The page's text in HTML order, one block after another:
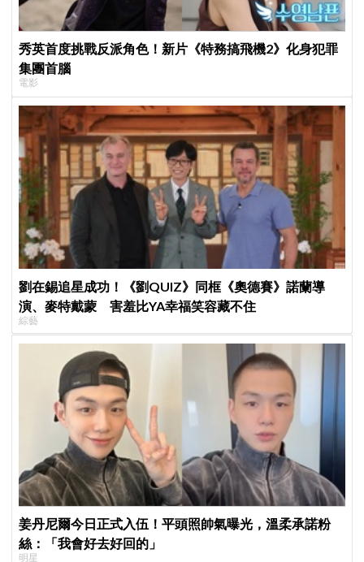
秀英首度挑戰反派角色！新片《特務搞飛機2》化身犯罪
集團首腦
電影
劉在錫追星成功！《劉QUIZ》同框《奧德賽》諾蘭導
演、麥特戴蒙 害羞比YA幸福笑容藏不住
綜藝
姜丹尼爾今日正式入伍！平頭照帥氣曝光，溫柔承諾粉
絲：「我會好去好回的」
明星